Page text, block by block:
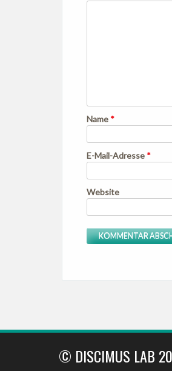
Name *
E-Mail-Adresse *
Website
© DISCIMUS LAB